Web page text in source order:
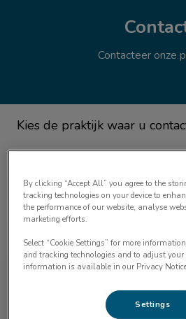
Contacteer onze
Kies de praktijk waar u
DAC DE
By clicking “Accept All” you agree to the
tracking technologies on your device to
the performance of our website, analyse
marketing efforts.
Select “Cookie Settings” for more
and tracking technologies and to adjust your
information is available in our Privacy
Settings